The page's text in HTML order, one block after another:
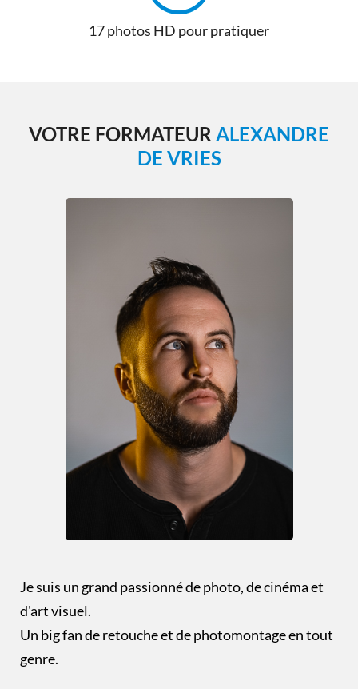
17 photos HD pour pratiquer
VOTRE FORMATEUR ALEXANDRE
DE VRIES
Je suis un grand passionné de photo, de cinéma et
d'art visuel.
Un big fan de retouche et de photomontage en tout
genre.